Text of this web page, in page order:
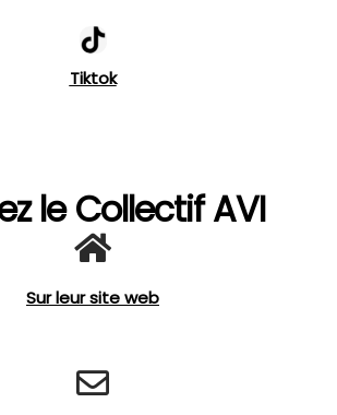
Tiktok
le Collectif AVI
Sur leur site web